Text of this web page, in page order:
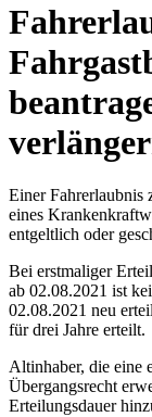
Einer Fahrerlaubnis
eines
entgeltlich oder
Bei erstmaliger
ab 02.08.2021 ist
02.08.2021 neu
für drei Jahre erteilt.
Altinhaber, die eine
Übergangsrecht
Erteilungsdauer